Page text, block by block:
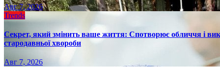
Авг 7, 2026
Trends
Секрет, який змінить ваше життя: Спотворює обличчя і
стародавньої хвороби
Авг 7, 2026